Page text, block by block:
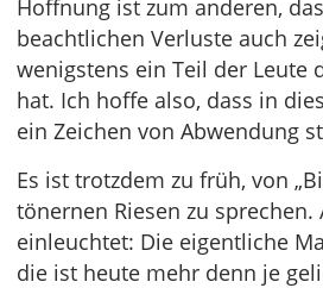
Hoffnung ist zum anderen,
beachtlichen Verluste auch
wenigstens ein Teil der Leute
hat. Ich hoffe also, dass in
ein Zeichen von Abwendung
Es ist trotzdem zu früh, von
tönernen Riesen zu sprechen.
einleuchtet: Die eigentliche
die ist heute mehr denn je